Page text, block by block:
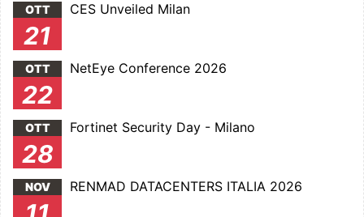
OTT
21
CES Unveiled Milan
OTT
22
NetEye Conference 2026
OTT
28
Fortinet Security Day - Milano
NOV RENMAD DATACENTERS ITALIA 2026